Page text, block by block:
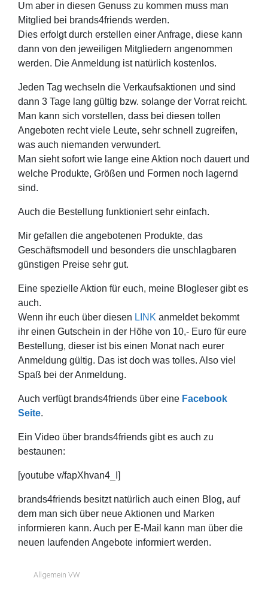
Um aber in diesen Genuss zu kommen muss man
Mitglied bei brands4friends werden.
Dies erfolgt durch erstellen einer Anfrage, diese kann
dann von den jeweiligen Mitgliedern angenommen
werden. Die Anmeldung ist natürlich kostenlos.
Jeden Tag wechseln die Verkaufsaktionen und sind
dann 3 Tage lang gültig bzw. solange der Vorrat reicht.
Man kann sich vorstellen, dass bei diesen tollen
Angeboten recht viele Leute, sehr schnell zugreifen,
was auch niemanden verwundert.
Man sieht sofort wie lange eine Aktion noch dauert und
welche Produkte, Größen und Formen noch lagernd
sind.
Auch die Bestellung funktioniert sehr einfach.
Mir gefallen die angebotenen Produkte, das
Geschäftsmodell und besonders die unschlagbaren
günstigen Preise sehr gut.
Eine spezielle Aktion für euch, meine Blogleser gibt es
auch.
Wenn ihr euch über diesen LINK anmeldet bekommt
ihr einen Gutschein in der Höhe von 10,- Euro für eure
Bestellung, dieser ist bis einen Monat nach eurer
Anmeldung gültig. Das ist doch was tolles. Also viel
Spaß bei der Anmeldung.
Auch verfügt brands4friends über eine Facebook
Seite.
Ein Video über brands4friends gibt es auch zu
bestaunen:
[youtube v/fapXhvan4_I]
brands4friends besitzt natürlich auch einen Blog, auf
dem man sich über neue Aktionen und Marken
informieren kann. Auch per E-Mail kann man über die
neuen laufenden Angebote informiert werden.
Allgemein VW